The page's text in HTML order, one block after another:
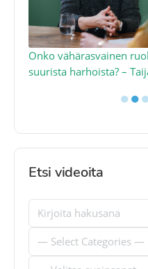
Onko vähärasvainen
suurista harhoista? –
●●●
Etsi videoita